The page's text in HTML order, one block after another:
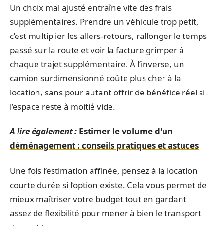
Un choix mal ajusté entraîne vite des frais
supplémentaires. Prendre un véhicule trop petit,
c’est multiplier les allers-retours, rallonger le temps
passé sur la route et voir la facture grimper à
chaque trajet supplémentaire. À l’inverse, un
camion surdimensionné coûte plus cher à la
location, sans pour autant offrir de bénéfice réel si
l’espace reste à moitié vide.
A lire également : Estimer le volume d'un
déménagement : conseils pratiques et astuces
Une fois l’estimation affinée, pensez à la location
courte durée si l’option existe. Cela vous permet de
mieux maîtriser votre budget tout en gardant
assez de flexibilité pour mener à bien le transport